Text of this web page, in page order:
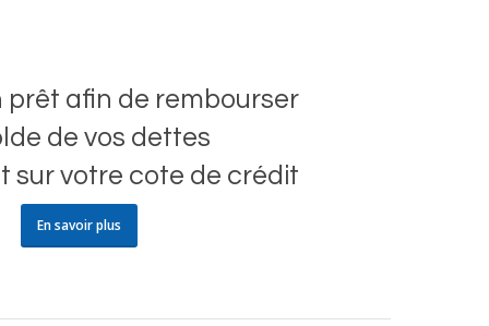
prêt afin de rembourser
de vos dettes
sur votre cote de crédit
En savoir plus